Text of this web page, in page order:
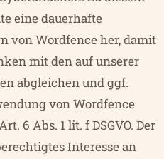
eine dauerhafte
von Wordfence her, damit
mit den auf unserer
abgleichen und ggf.
von Wordfence
6 Abs. 1 lit. f DSGVO. Der
Interesse an